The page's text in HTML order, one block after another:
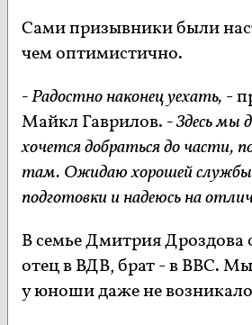
Сами призывники были
чем оптимистично.
- Радостно наконец уехать, -
Майкл Гаврилов. - Здесь мы
хочется добраться до части,
там. Ожидаю хорошей
подготовки и надеюсь на
В семье Дмитрия Дроздова
отец в ВДВ, брат - в ВВС.
у юноши даже не